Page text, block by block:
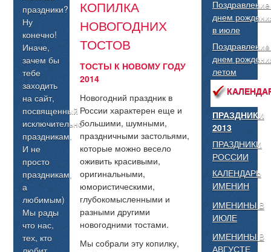
КОПИЛКА
НОВОГОДНИХ
ТОСТОВ
ТОСТЫ К НОВОМУ ГОДУ
2014
Новогодний праздник в
России характерен еще и
большими, шумными,
праздничными застольями,
которые можно весело
оживить красивыми,
оригинальными,
юмористическими,
глубокомысленными и
разными другими
новогодними тостами.
Мы собрали эту копилку,
праздники?
Ну
конечно!
Иначе,
зачем бы
тебе
заходить
на сайт,
посвященный
исключительно
праздникам.
И не
просто
праздникам,
а
любимым)
Мы рады
что нас,
тех, кто
днем
в июле
днем
летом
ПРАЗДНИКИ
2013
ПРАЗДНИКИ
РОССИИ
КАЛЕНДАРЬ
ИМЕНИН
ИМЕНИНЫ В
ИЮЛЕ
ИМЕНИНЫ В
АВГУСТЕ